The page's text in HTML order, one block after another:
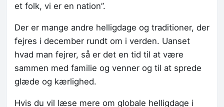
et folk, vi er en nation”.
Der er mange andre helligdage og traditioner, der
fejres i december rundt om i verden. Uanset
hvad man fejrer, så er det en tid til at være
sammen med familie og venner og til at sprede
glæde og kærlighed.
Hvis du vil læse mere om globale helligdage i